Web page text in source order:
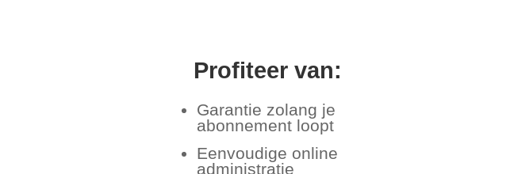
Profiteer van:
Garantie zolang je
abonnement loopt
Eenvoudige online
administratie